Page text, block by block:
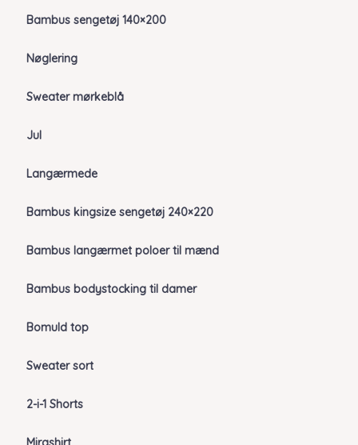
Bambus sengetøj 140×200
Nøglering
Sweater mørkeblå
Jul
Langærmede
Bambus kingsize sengetøj 240×220
Bambus langærmet poloer til mænd
Bambus bodystocking til damer
Bomuld top
Sweater sort
2-i-1 Shorts